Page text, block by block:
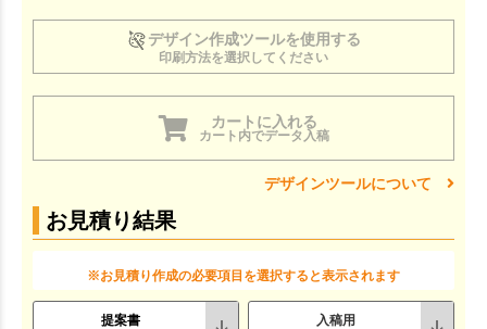
デザイン作成ツールを使用する
印刷方法を選択してください
カートに入れる
カート内でデータ入稿
デザインツールについて
お見積り結果
※お見積り作成の必要項目を選択すると表示されます
提案書
入稿用